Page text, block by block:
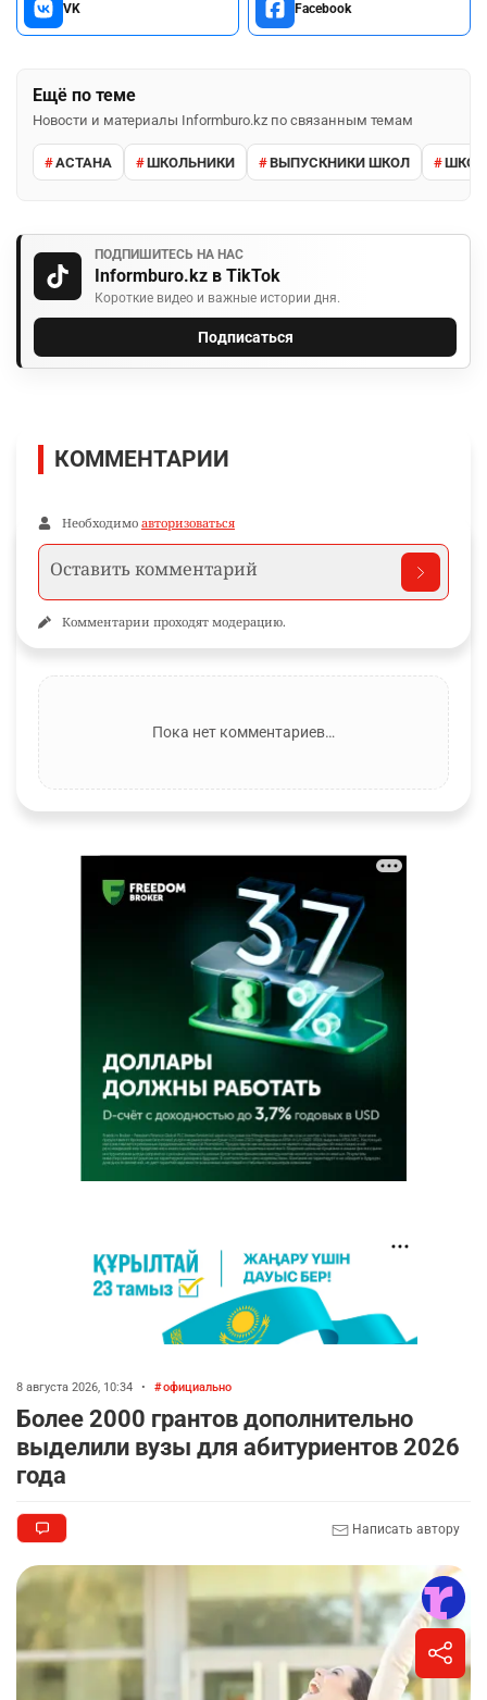
VK Facebook
Ещё по теме
Новости и материалы Informburo.kz по связанным темам
АСТАНА ШКОЛЬНИКИ ВЫПУСКНИКИ ШКОЛ
ПОДПИШИТЕСЬ НА НАС
Informburo.kz в TikTok
Короткие видео и важные истории дня.
Подписаться
КОММЕНТАРИИ
Необходимо авторизоваться
Комментарии проходят модерацию.
Пока нет комментариев…
8 августа 2026, 10:34 • официально
Более 2000 грантов дополнительно
выделили вузы для абитуриентов 2026
года
Написать автору